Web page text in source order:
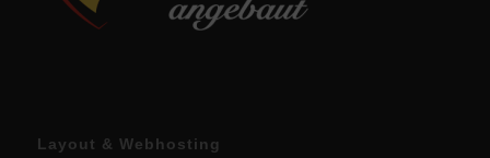
Layout & Webhosting